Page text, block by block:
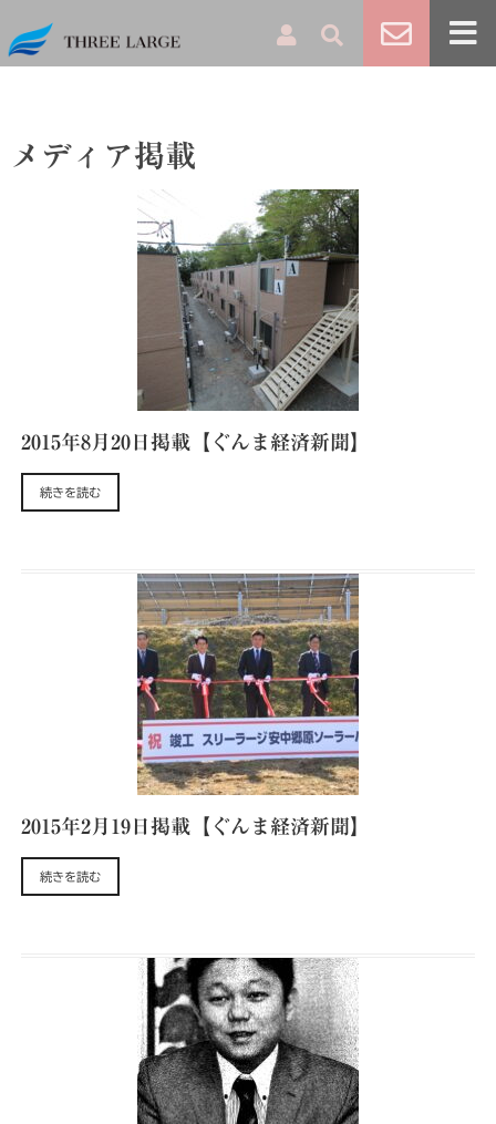
メディア掲載
2015年8月20日掲載【ぐんま経済新聞】
続きを読む
2015年2月19日掲載【ぐんま経済新聞】
続きを読む